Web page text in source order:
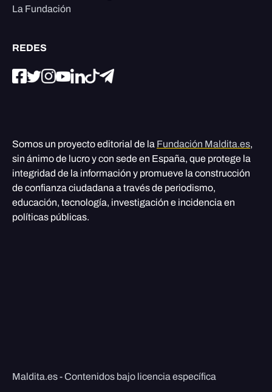
La Fundación
REDES
Somos un proyecto editorial de la Fundación Maldita.es,
sin ánimo de lucro y con sede en España, que protege la
integridad de la información y promueve la construcción
de confianza ciudadana a través de periodismo,
educación, tecnología, investigación e incidencia en
políticas públicas.
Maldita.es - Contenidos bajo licencia específica